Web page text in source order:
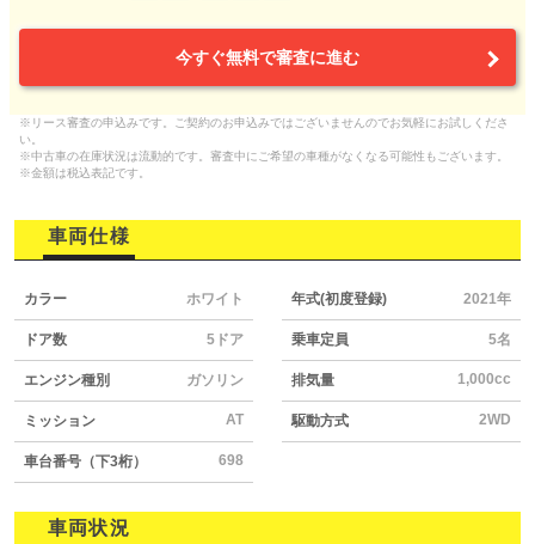
今すぐ無料で審査に進む
※リース審査の申込みです。ご契約のお申込みではございませんのでお気軽にお試しくださ
い。
※中古車の在庫状況は流動的です。審査中にご希望の車種がなくなる可能性もございます。
※金額は税込表記です。
車両仕様
カラー ホワイト 年式(初度登録) 2021年
ドア数 5ドア 乗車定員 5名
エンジン種別 ガソリン 排気量 1,000cc
ミッション AT 駆動方式 2WD
車台番号（下3桁） 698
車両状況